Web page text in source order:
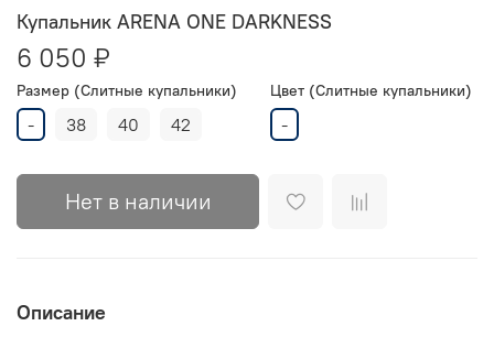
Купальник ARENA ONE DARKNESS
6 050 ₽
Размер (Слитные купальники)
- 38 40 42
Цвет (Слитные купальники)
-
Нет в наличии
Описание